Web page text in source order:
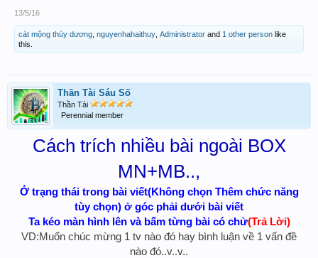
13/5/16
cát mộng thùy dương nguyenhahaithuy Administrator and 1 other person like
this.
Thần Tài Sáu Số
Thần Tài
Perennial member
Cách trích nhiều bài ngoài BOX
MN+MB..,
Ở trạng thái trong bài viết(Không chọn Thêm chức năng
tùy chọn) ở góc phải dưới bài viết
Ta kéo màn hình lên và bấm từng bài có chử(Trả Lời)
VD:Muốn chúc mừng 1 tv nào đó hay bình luận về 1 vấn đề
nào đó..v..v..